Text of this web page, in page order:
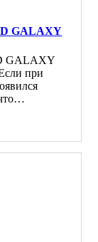
GALAXY
GALAXY
при